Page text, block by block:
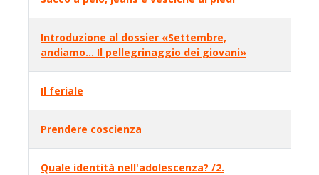
Introduzione al dossier «Settembre,
andiamo... Il pellegrinaggio dei giovani»
Il feriale
Prendere coscienza
Quale identità nell'adolescenza? /2.